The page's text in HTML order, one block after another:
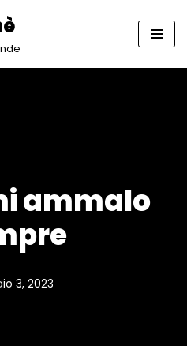
ammalo
3, 2023